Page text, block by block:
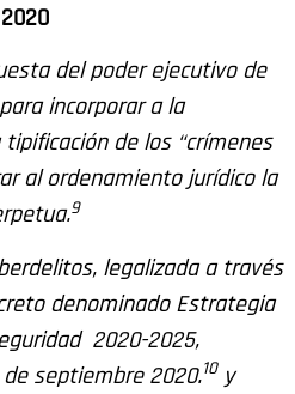
2020
del poder ejecutivo de
incorporar a la
de los “crímenes
al ordenamiento jurídico la
9
legalizada a través
denominado Estrategia
2020-2025,
septiembre 2020.10y